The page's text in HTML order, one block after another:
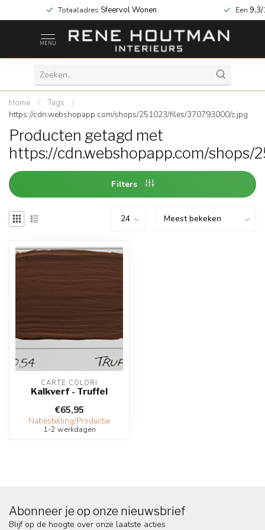
Totaaladres Sfeervol Wonen Een
MENU
Home / Tags
/
https://cdn.webshopapp.com/shops/251023/files/370793000/z.jpg
Producten getagd met
https://cdn.webshopapp.com/
Filters
CARTE COLORI
Kalkverf - Truffel
€65,95
Nabestelling/Productie
1-2 werkdagen
Abonneer je op onze nieuwsbrief
Blijf op de hoogte over onze laatste acties